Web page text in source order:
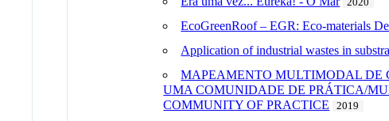
2020
EcoGreenRoof – EGR: Eco-materials
Application of industrial wastes in
MAPEAMENTO MULTIMODAL DE
UMA COMUNIDADE DE PRÁTICA/
COMMUNITY OF PRACTICE
2019